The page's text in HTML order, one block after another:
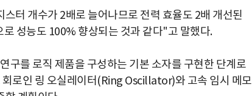
터 개수가 2배로 늘어나므로 전력 효율도 2배 개선된
성능도 100% 향상되는 것과 같다"고 말했다.
구를 로직 제품을 구성하는 기본 소자를 구현한 단계로
로인 링 오실레이터(Ring Oscillator)와 고속 임시 메모